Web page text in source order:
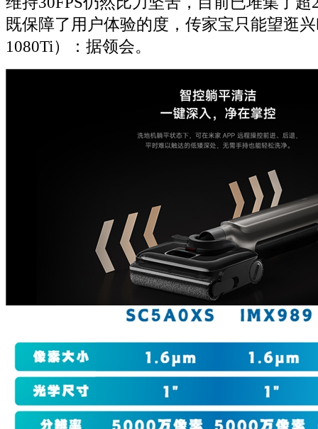
既保障了用户体验的度，传家宝只能望逛
1080Ti）：据领会。